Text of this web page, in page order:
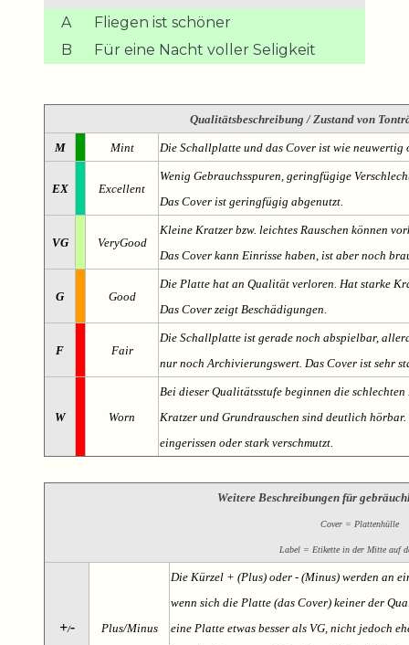
A
Fliegen ist schöner
B
Für eine Nacht voller Seligkeit
Qualitätsbeschreibung / Zustand von
M Mint Die Schallplatte und das Cover ist wie
EX Excellent
Wenig Gebrauchsspuren, geringfügige
Das Cover ist geringfügig abgenutzt.
VG VeryGood
Kleine Kratzer bzw. leichtes Rauschen können
Das Cover kann Einrisse haben, ist aber noch
G Good
Die Platte hat an Qualität verloren. Hat starke
Das Cover zeigt Beschädigungen.
F Fair
Die Schallplatte ist gerade noch abspielbar,
nur noch Archivierungswert. Das Cover ist sehr
W Worn
Bei dieser Qualitätsstufe beginnen die
Kratzer und Grundrauschen sind deutlich
eingerissen oder stark verschmutzt.
Weitere Beschreibungen für
Cover = Plattenhülle
Label = Etikette in der Mitte auf
+/- Plus/Minus
Die Kürzel + (Plus) oder - (Minus) werden an
wenn sich die Platte (das Cover) keiner der
eine Platte etwas besser als VG, nicht jedoch